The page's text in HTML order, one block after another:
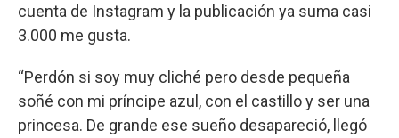
cuenta de Instagram y la publicación ya suma casi
3.000 me gusta.
“Perdón si soy muy cliché pero desde pequeña
soñé con mi príncipe azul, con el castillo y ser una
princesa. De grande ese sueño desapareció, llegó